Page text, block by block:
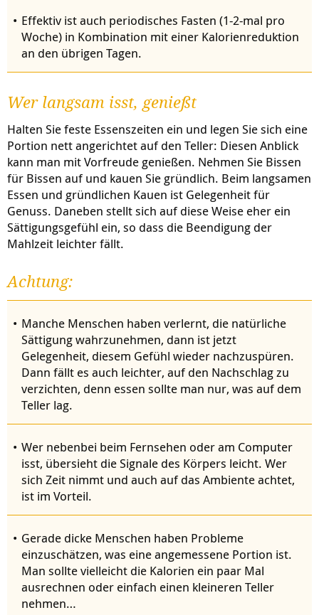
Effektiv ist auch periodisches Fasten (1-2-mal pro
Woche) in Kombination mit einer Kalorienreduktion
an den übrigen Tagen.
Wer langsam isst, genießt
Halten Sie feste Essenszeiten ein und legen Sie sich eine
Portion nett angerichtet auf den Teller: Diesen Anblick
kann man mit Vorfreude genießen. Nehmen Sie Bissen
für Bissen auf und kauen Sie gründlich. Beim langsamen
Essen und gründlichen Kauen ist Gelegenheit für
Genuss. Daneben stellt sich auf diese Weise eher ein
Sättigungsgefühl ein, so dass die Beendigung der
Mahlzeit leichter fällt.
Achtung:
Manche Menschen haben verlernt, die natürliche
Sättigung wahrzunehmen, dann ist jetzt
Gelegenheit, diesem Gefühl wieder nachzuspüren.
Dann fällt es auch leichter, auf den Nachschlag zu
verzichten, denn essen sollte man nur, was auf dem
Teller lag.
Wer nebenbei beim Fernsehen oder am Computer
isst, übersieht die Signale des Körpers leicht. Wer
sich Zeit nimmt und auch auf das Ambiente achtet,
ist im Vorteil.
Gerade dicke Menschen haben Probleme
einzuschätzen, was eine angemessene Portion ist.
Man sollte vielleicht die Kalorien ein paar Mal
ausrechnen oder einfach einen kleineren Teller
nehmen…